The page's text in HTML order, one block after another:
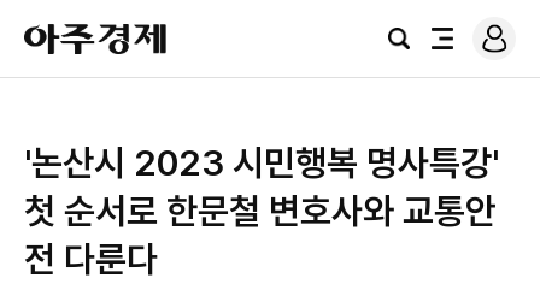
아
주
경
검
전
로
그
'논산시 2023 시민행복 명사특강'
첫 순서로 한문철 변호사와 교통안
전 다룬다